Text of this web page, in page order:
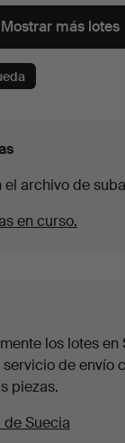
Mostrar más lotes
el archivo de
en curso.
los lotes en
de envío
piezas.
Suecia